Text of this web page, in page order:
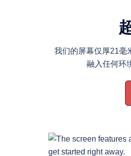
我们的屏幕仅厚21毫
融入任何环